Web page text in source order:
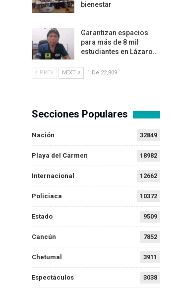
bienestar
Garantizan espacios
para más de 8 mil
estudiantes en Lázaro…
PREV NEXT 1 De 22,809
Secciones Populares
Nación 32849
Playa del Carmen 18982
Internacional 12662
Policiaca 10372
Estado 9509
Cancún 7852
Chetumal 3911
Espectáculos 3038